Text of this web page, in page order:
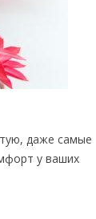
даже самые
у ваших